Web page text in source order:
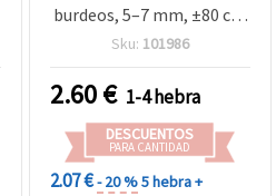
burdeos, 5–7 mm, ±80 cm
– Ideal para bisutería
Sku: 101986
2.60€ 1-4 hebra
DESCUENTOS
PARA CANTIDAD
2.07 €- 20 %5 hebra +